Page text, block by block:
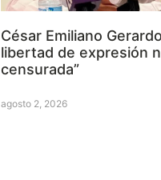
César Emiliano
libertad de expresión
censurada”
agosto 2, 2026